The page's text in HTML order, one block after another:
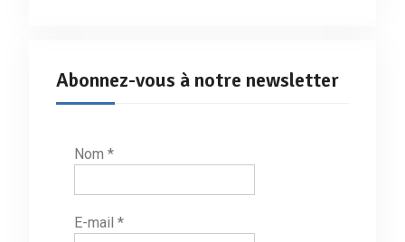
Abonnez-vous à notre newsletter
Nom *
E-mail *